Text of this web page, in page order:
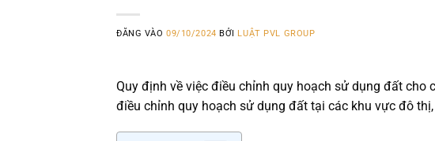
ĐĂNG VÀO09/10/2024 BỞI LUẬT PVL GROUP
Quy định về việc điều chỉnh quy hoạch sử dụng đất
điều chỉnh quy hoạch sử dụng đất tại các khu vực đô